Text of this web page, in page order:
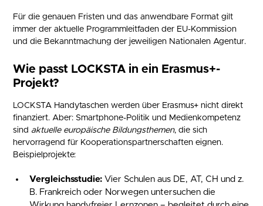
Für die genauen Fristen und das anwendbare Format gilt
immer der aktuelle Programmleitfaden der EU-Kommission
und die Bekanntmachung der jeweiligen Nationalen Agentur.
Wie passt LOCKSTA in ein Erasmus+-
Projekt?
LOCKSTA Handytaschen werden über Erasmus+ nicht direkt
finanziert. Aber: Smartphone-Politik und Medienkompetenz
sind aktuelle europäische Bildungsthemen, die sich
hervorragend für Kooperationspartnerschaften eignen.
Beispielprojekte:
Vergleichsstudie: Vier Schulen aus DE, AT, CH und z.
B. Frankreich oder Norwegen untersuchen die